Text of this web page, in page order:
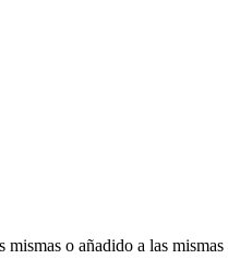
o añadido a las